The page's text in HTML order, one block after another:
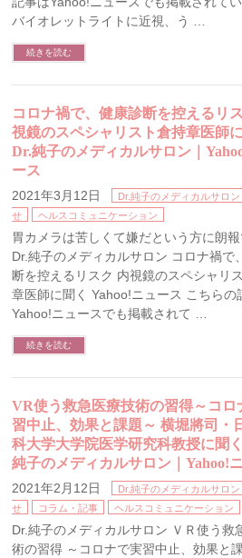
バイオレットライトに近視、う …
続きを読む
コロナ禍で、健康診断を控えるリ
視鏡のスペシャリスト倉持章医師に
Dr.純子のメディカルサロン｜
ース
2021年3月12日 Dr.純子のメディカルサロン
せ
ヘルスコミュニケーション
胃カメラは苦しくて嫌だという方に朗報
Dr.純子のメディカルサロン コロナ禍で
断を控えるリスク 内視鏡のスペシャリ
章医師に聞く Yahoo!ニュース こちらの
Yahoo!ニュースでも掲載されて …
続きを読む
VR使う救急医療技術の習得～コロ
習中止、効果と課題～ 横堀將司・
科大学大学院医学研究科教授に聞
純子のメディカルサロン｜Yahoo!
2021年2月12日 Dr.純子のメディカルサロン
せ
コラム・記事 ヘルスコミュニケーション
Dr.純子のメディカルサロン ＶＲ使う救
術の習得 ～コロナで実習中止、効果と